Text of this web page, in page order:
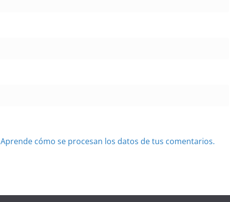
Aprende cómo se procesan los datos de tus comentarios.